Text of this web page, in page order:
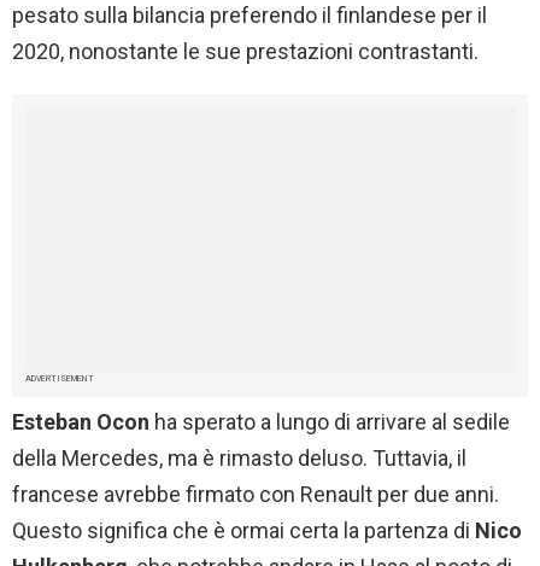
pesato sulla bilancia preferendo il finlandese per il
2020, nonostante le sue prestazioni contrastanti.
ADVERTISEMENT
Esteban Ocon ha sperato a lungo di arrivare al sedile
della Mercedes, ma è rimasto deluso. Tuttavia, il
francese avrebbe firmato con Renault per due anni.
Questo significa che è ormai certa la partenza di Nico